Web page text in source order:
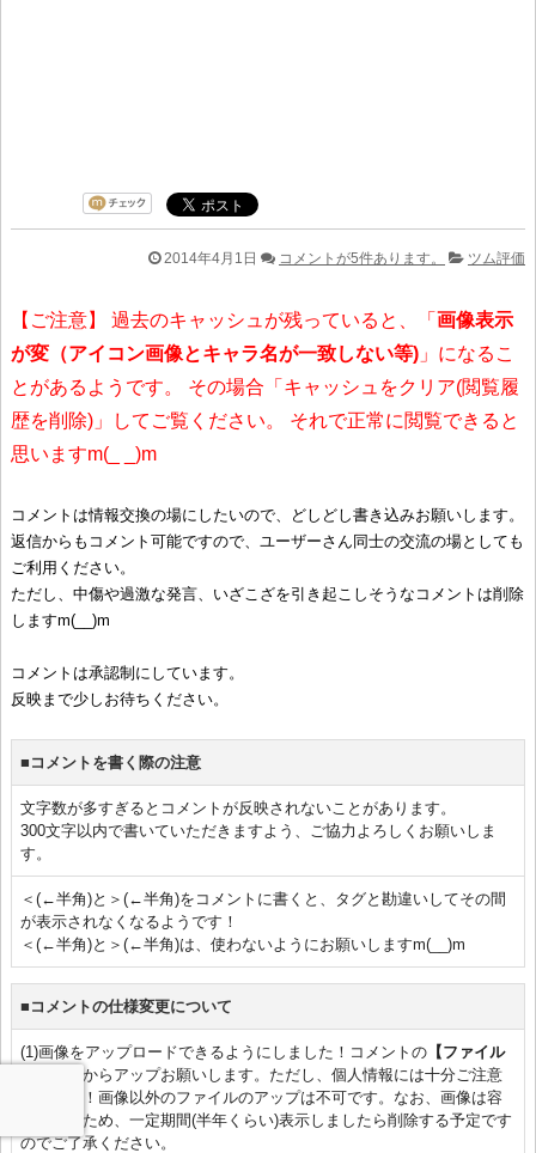
2014年4月1日 コメントが5件あります。 ツム評価
【ご注意】 過去のキャッシュが残っていると、「 画像表示
が変（アイコン画像とキャラ名が一致しない等) 」になるこ
とがあるようです。 その場合「キャッシュをクリア(閲覧履
歴を削除)」してご覧ください。 それで正常に閲覧できると
思いますm(_ _)m
コメントは情報交換の場にしたいので、どしどし書き込みお願いします。
返信からもコメント可能ですので、ユーザーさん同士の交流の場としても
ご利用ください。
ただし、中傷や過激な発言、いざこざを引き起こしそうなコメントは削除
しますm(__)m
コメントは承認制にしています。
反映まで少しお待ちください。
■コメントを書く際の注意
文字数が多すぎるとコメントが反映されないことがあります。
300文字以内で書いていただきますよう、ご協力よろしくお願いしま
す。
＜(←半角)と＞(←半角)をコメントに書くと、タグと勘違いしてその間
が表示されなくなるようです！
＜(←半角)と＞(←半角)は、使わないようにお願いしますm(__)m
■コメントの仕様変更について
(1)画像をアップロードできるようにしました！コメントの【ファイル
からアップお願いします。ただし、個人情報には十分ご注意
ください！画像以外のファイルのアップは不可です。なお、画像は容
量を食うため、一定期間(半年くらい)表示しましたら削除する予定です
のでご了承ください。